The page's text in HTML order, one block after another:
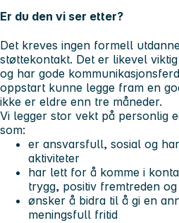
Er du den vi ser etter?
Det kreves ingen formell
støttekontakt. Det er likevel
og har gode
oppstart kunne legge fram en
ikke er eldre enn tre måneder.
Vi legger stor vekt på personlig
som:
er ansvarsfull, sosial og
aktiviteter
har lett for å komme i
trygg, positiv fremtreden
ønsker å bidra til å gi en
meningsfull fritid